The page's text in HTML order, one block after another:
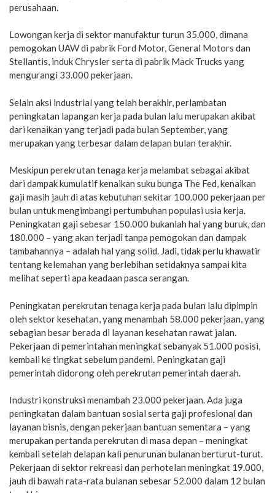
perusahaan.
Lowongan kerja di sektor manufaktur turun 35.000, dimana
pemogokan UAW di pabrik Ford Motor, General Motors dan
Stellantis, induk Chrysler serta di pabrik Mack Trucks yang
mengurangi 33.000 pekerjaan.
Selain aksi industrial yang telah berakhir, perlambatan
peningkatan lapangan kerja pada bulan lalu merupakan akibat
dari kenaikan yang terjadi pada bulan September, yang
merupakan yang terbesar dalam delapan bulan terakhir.
Meskipun perekrutan tenaga kerja melambat sebagai akibat
dari dampak kumulatif kenaikan suku bunga The Fed, kenaikan
gaji masih jauh di atas kebutuhan sekitar 100.000 pekerjaan per
bulan untuk mengimbangi pertumbuhan populasi usia kerja.
Peningkatan gaji sebesar 150.000 bukanlah hal yang buruk, dan
180.000 – yang akan terjadi tanpa pemogokan dan dampak
tambahannya – adalah hal yang solid. Jadi, tidak perlu khawatir
tentang kelemahan yang berlebihan setidaknya sampai kita
melihat seperti apa keadaan pasca serangan.
Peningkatan perekrutan tenaga kerja pada bulan lalu dipimpin
oleh sektor kesehatan, yang menambah 58.000 pekerjaan, yang
sebagian besar berada di layanan kesehatan rawat jalan.
Pekerjaan di pemerintahan meningkat sebanyak 51.000 posisi,
kembali ke tingkat sebelum pandemi. Peningkatan gaji
pemerintah didorong oleh perekrutan pemerintah daerah.
Industri konstruksi menambah 23.000 pekerjaan. Ada juga
peningkatan dalam bantuan sosial serta gaji profesional dan
layanan bisnis, dengan pekerjaan bantuan sementara – yang
merupakan pertanda perekrutan di masa depan – meningkat
kembali setelah delapan kali penurunan bulanan berturut-turut.
Pekerjaan di sektor rekreasi dan perhotelan meningkat 19.000,
jauh di bawah rata-rata bulanan sebesar 52.000 dalam 12 bulan